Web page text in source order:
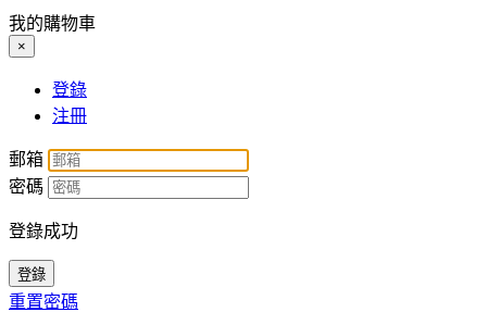
我的購物車
×
登錄
注冊
郵箱
密碼
登錄成功
登錄
重置密碼